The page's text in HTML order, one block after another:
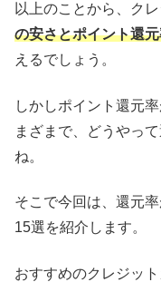
以上のことから、ク
の安さとポイント還
えるでしょう。
しかしポイント還元
まざまで、どうやっ
ね。
そこで今回は、還元
15選を紹介します。
おすすめのクレジッ